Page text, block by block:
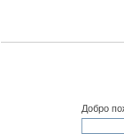
Добро